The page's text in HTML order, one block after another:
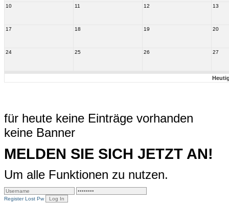
10 11 12 13
17 18 19 20
24 25 26 27
für heute keine Einträge vorhanden
keine Banner
MELDEN SIE SICH JETZT AN!
Um alle Funktionen zu nutzen.
Register Lost Pw